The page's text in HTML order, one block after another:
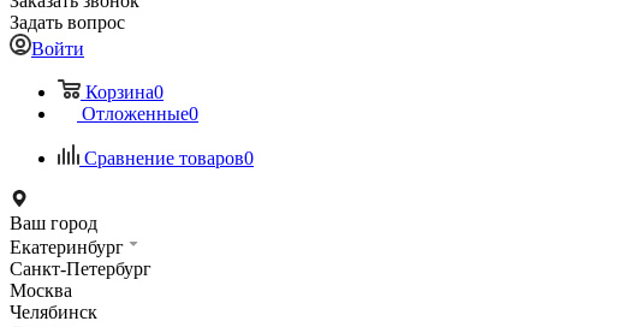
Задать вопрос
Войти
Корзина0
Отложенные0
Сравнение товаров0
Ваш город
Екатеринбург
Санкт-Петербург
Москва
Челябинск